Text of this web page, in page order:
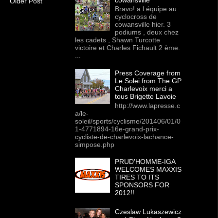
Bravo! a l équipe au
cyclocross de
cowansville hier. 3
podiums , deux chez
les cadets , Shawn Turcotte
victoire et Charles Fichault 2 ème.
...
Press Coverage from
Le Solei from The GP
Charlevoix merci a
tous Brigette Lavoie
http://www.lapresse.c
a/le-
soleil/sports/cyclisme/201406/01/0
1-4771894-16e-grand-prix-
cycliste-de-charlevoix-lachance-
simpose.php
PRUD'HOMME-IGA
WELCOMES MAXXIS
TIRES TO ITS
SPONSORS FOR
2012!!
Czeslaw Lukaszewicz